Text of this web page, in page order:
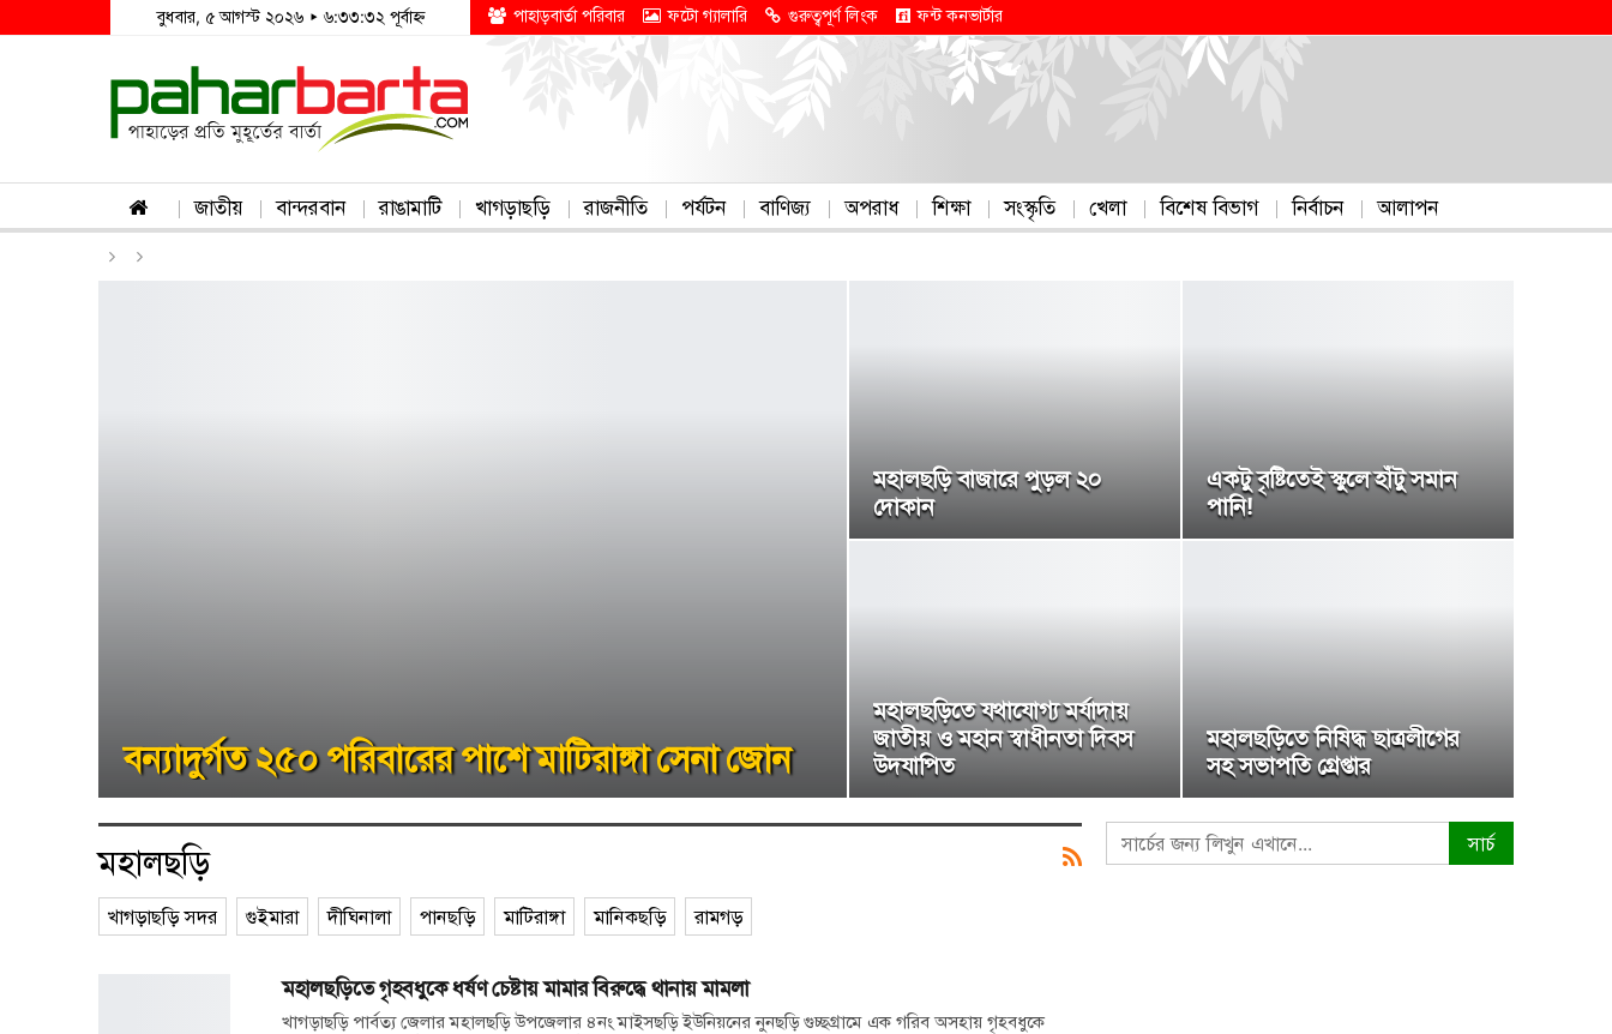
বুধবার, ৫ আগস্ট ২০২৬ ▸ ৬:৩৩:৩২ পূর্বাহ্ন পাহাড়বার্তা পরিবার ফটো গ্যালারি গুরুত্বপূর্ণ লিংক ফন্ট কনভার্টার
জাতীয় বান্দরবান রাঙামাটি খাগড়াছড়ি রাজনীতি পর্যটন বাণিজ্য অপরাধ শিক্ষা সংস্কৃতি খেলা বিশেষ বিভাগ নির্বাচন আলাপন
বন্যাদুর্গত ২৫০ পরিবারের পাশে মাটিরাঙ্গা সেনা জোন
মহালছড়ি বাজারে পুড়ল ২০
দোকান
একটু বৃষ্টিতেই স্কুলে হাঁটু সমান
পানি!
মহালছড়িতে যথাযোগ্য মর্যাদায়
জাতীয় ও মহান স্বাধীনতা দিবস
উদযাপিত
মহালছড়িতে নিষিদ্ধ ছাত্রলীগের
সহ সভাপতি গ্রেপ্তার
মহালছড়ি
খাগড়াছড়ি সদর গুইমারা দীঘিনালা পানছড়ি মাটিরাঙ্গা মানিকছড়ি রামগড়
মহালছড়িতে গৃহবধুকে ধর্ষণ চেষ্টায় মামার বিরুদ্ধে থানায় মামলা
খাগড়াছড়ি পার্বত্য জেলার মহালছড়ি উপজেলার ৪নং মাইসছড়ি ইউনিয়নের নুনছড়ি গুচ্ছগ্রামে এক গরিব অসহায় গৃহবধুকে